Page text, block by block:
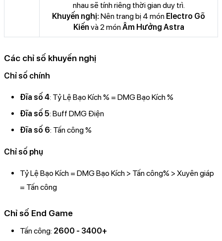
nhau sẽ tính riêng thời gian duy trì.
Khuyến nghị: Nên trang bị 4 món Electro Gõ
Kiến và 2 mónÂm Hưởng Astra
Các chỉ số khuyến nghị
Chỉ số chính
Đĩa số 4: Tỷ Lệ Bạo Kích % = DMG Bạo Kích %
Đĩa số 5: Buff DMG Điện
Đĩa số 6: Tấn công %
Chỉ số phụ
Tỷ Lệ Bạo Kích = DMG Bạo Kích > Tấn công% > Xuyên giáp
= Tấn công
Chỉ số End Game
Tấn công: 2600 - 3400+